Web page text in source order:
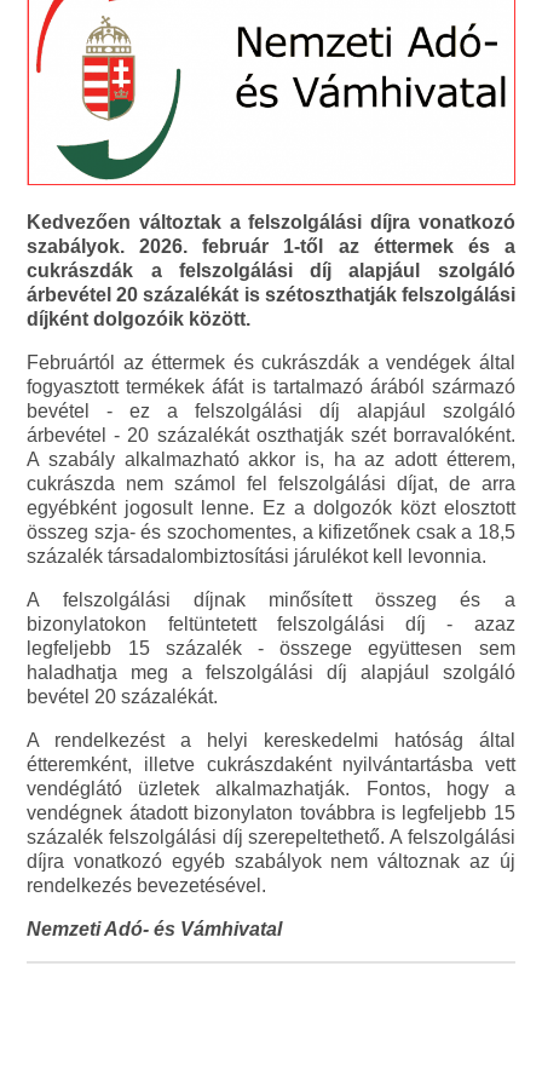
Kedvezően változtak a felszolgálási díjra vonatkozó
szabályok. 2026. február 1-től az éttermek és a
cukrászdák a felszolgálási díj alapjául szolgáló
árbevétel 20 százalékát is szétoszthatják felszolgálási
díjként dolgozóik között.
Februártól az éttermek és cukrászdák a vendégek által
fogyasztott termékek áfát is tartalmazó árából származó
bevétel - ez a felszolgálási díj alapjául szolgáló
árbevétel - 20 százalékát oszthatják szét borravalóként.
A szabály alkalmazható akkor is, ha az adott étterem,
cukrászda nem számol fel felszolgálási díjat, de arra
egyébként jogosult lenne. Ez a dolgozók közt elosztott
összeg szja- és szochomentes, a kifizetőnek csak a 18,5
százalék társadalombiztosítási járulékot kell levonnia.
A felszolgálási díjnak minősített összeg és a
bizonylatokon feltüntetett felszolgálási díj - azaz
legfeljebb 15 százalék - összege együttesen sem
haladhatja meg a felszolgálási díj alapjául szolgáló
bevétel 20 százalékát.
A rendelkezést a helyi kereskedelmi hatóság által
étteremként, illetve cukrászdaként nyilvántartásba vett
vendéglátó üzletek alkalmazhatják. Fontos, hogy a
vendégnek átadott bizonylaton továbbra is legfeljebb 15
százalék felszolgálási díj szerepeltethető. A felszolgálási
díjra vonatkozó egyéb szabályok nem változnak az új
rendelkezés bevezetésével.
Nemzeti Adó- és Vámhivatal